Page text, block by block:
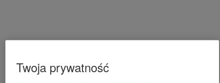
Twoja prywatność